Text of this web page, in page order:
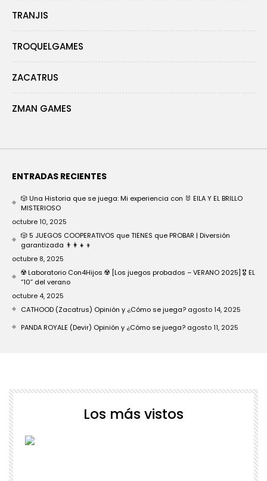
TRANJIS
TROQUELGAMES
ZACATRUS
ZMAN GAMES
ENTRADAS RECIENTES
🎲 Una Historia que se juega: Mi experiencia con 🐰 EILA Y EL BRILLO
MISTERIOSO
octubre 10, 2025
🎲 5 JUEGOS COOPERATIVOS que TIENES que PROBAR | Diversión
garantizada 👨‍👩‍👧‍👦
octubre 8, 2025
☢️ Laboratorio Con4Hijos ☢️ [Los juegos probados – VERANO 2025] 🎖️ EL
“10” del verano
octubre 4, 2025
CATHOOD (Zacatrus) Opinión y ¿Cómo se juega? agosto 14, 2025
PANDA ROYALE (Devir) Opinión y ¿Cómo se juega? agosto 11, 2025
Los más vistos